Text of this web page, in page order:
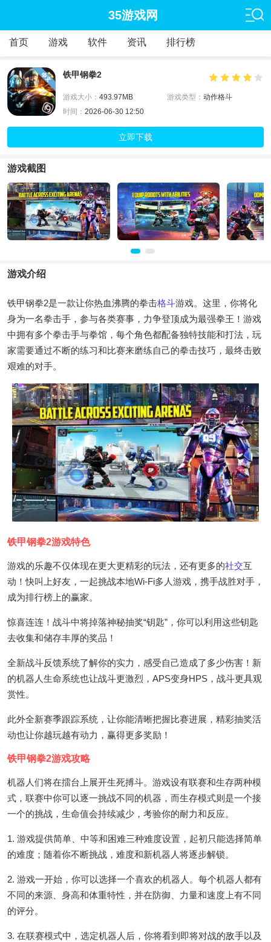
35游戏网
首页 游戏 软件 资讯 排行榜
铁甲钢拳2
游戏大小： 493.97MB 游戏类型： 动作格斗
时间： 2026-06-30 12:50
立即下载
游戏截图
游戏介绍
铁甲钢拳2是一款让你热血沸腾的拳击格斗游戏。这里，你将化
身为一名拳击手，参与各类赛事，力争登顶成为最强拳王！游戏
中拥有多个拳击手与拳馆，每个角色都配备独特技能和打法，玩
家需要通过不断的练习和比赛来磨练自己的拳击技巧，最终击败
艰难的对手。
铁甲钢拳2游戏特色
游戏的乐趣不仅体现在更大更精彩的玩法，还有更多的社交互
动！快叫上好友，一起挑战本地Wi-Fi多人游戏，携手战胜对手，
成为排行榜上的赢家。
惊喜连连！战斗中将掉落神秘抽奖“钥匙”，你可以利用这些钥匙
去收集和储存丰厚的奖品！
全新战斗反馈系统了解你的实力，感受自己造成了多少伤害！新
的机器人生命系统也让战斗更激烈，APS变身HPS，战斗更具观
赏性。
此外全新赛季跟踪系统，让你能清晰把握比赛进展，精彩抽奖活
动也让你越玩越有动力，赢得更多奖励！
铁甲钢拳2游戏攻略
机器人们将在擂台上展开生死搏斗。游戏设有联赛和生存两种模
式，联赛中你可以逐一挑战不同的机器，而生存模式则是一个接
一个的挑战，生命值会持续减少，考验你的耐力和反应。
1. 游戏提供简单、中等和困难三种难度设置，起初只能选择简单
的难度；随着你不断挑战，难度和新机器人将逐步解锁。
2. 游戏一开始，你可以选择一个喜欢的机器人。每个机器人都有
不同的来源、身高和体重特性，并在防御、力量和速度上有不同
的评分。
3. 在联赛模式中，选定机器人后，你将看到即将对战的敌手以及